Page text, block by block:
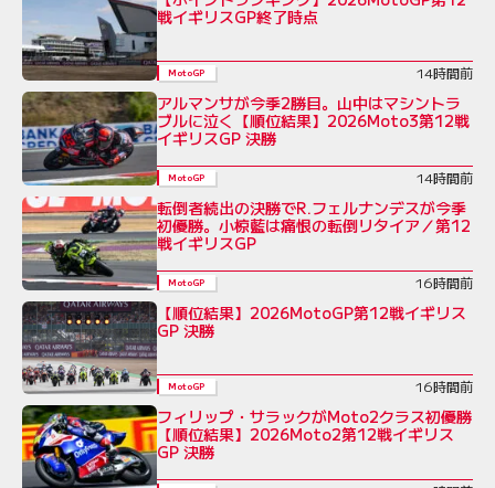
戦イギリスGP終了時点
MotoGP 14時間前
アルマンサが今季2勝目。山中はマシントラ
ブルに泣く【順位結果】2026Moto3第12戦
イギリスGP 決勝
MotoGP 14時間前
転倒者続出の決勝でR.フェルナンデスが今季
初優勝。小椋藍は痛恨の転倒リタイア／第12
戦イギリスGP
MotoGP 16時間前
【順位結果】2026MotoGP第12戦イギリス
GP 決勝
MotoGP 16時間前
フィリップ・サラックがMoto2クラス初優勝
【順位結果】2026Moto2第12戦イギリス
GP 決勝